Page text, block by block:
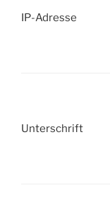
IP-Adresse
Unterschrift